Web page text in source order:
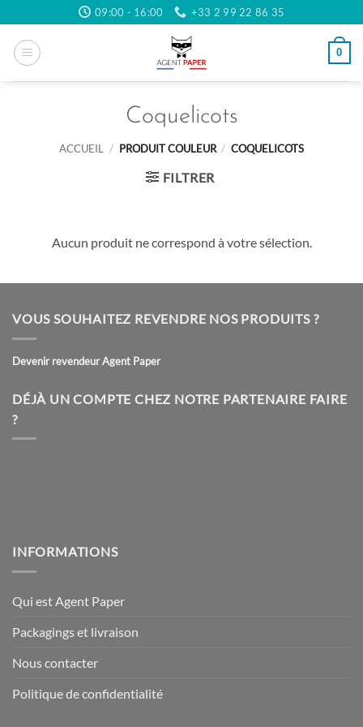
au
contenu
09:00 - 16:00 +33 2 99 22 86 35
0
Coquelicots
ACCUEIL / PRODUIT COULEUR / COQUELICOTS
FILTRER
Aucun produit ne correspond à votre sélection.
VOUS SOUHAITEZ REVENDRE NOS PRODUITS ?
Devenir revendeur Agent Paper
DÉJÀ UN COMPTE CHEZ NOTRE PARTENAIRE FAIRE
?
INFORMATIONS
Qui est Agent Paper
Packagings et livraison
Nous contacter
Politique de confidentialité